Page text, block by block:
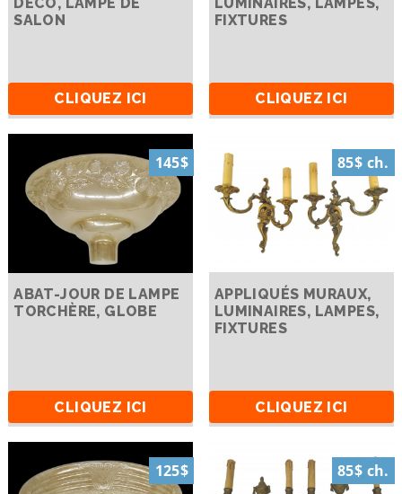
SALON
CLIQUEZ ICI
FIXTURES
CLIQUEZ ICI
145$
ABAT-JOUR DE LAMPE
TORCHÈRE, GLOBE
CLIQUEZ ICI
85$ ch.
APPLIQUÉS MURAUX,
LUMINAIRES, LAMPES,
FIXTURES
CLIQUEZ ICI
125$ 85$ ch.